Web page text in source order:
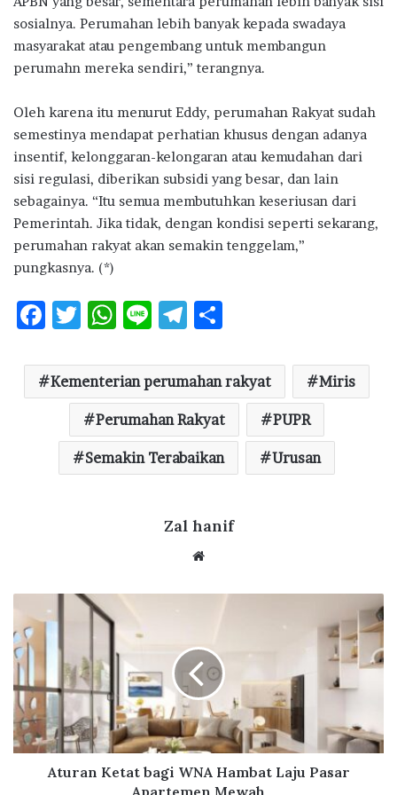
sosialnya. Perumahan lebih banyak kepada swadaya
masyarakat atau pengembang untuk membangun
perumahn mereka sendiri,” terangnya.
Oleh karena itu menurut Eddy, perumahan Rakyat sudah
semestinya mendapat perhatian khusus dengan adanya
insentif, kelonggaran-kelongaran atau kemudahan dari
sisi regulasi, diberikan subsidi yang besar, dan lain
sebagainya. “Itu semua membutuhkan keseriusan dari
Pemerintah. Jika tidak, dengan kondisi seperti sekarang,
perumahan rakyat akan semakin tenggelam,”
pungkasnya. (*)
F
e
b
k
T
it
te
r
W
at
s
A
p
p
Li
e
T
e
g
ra
m
ar
e
Kementerian perumahan rakyat Miris
Perumahan Rakyat PUPR
Semakin Terabaikan Urusan
Zal hanif
te
u
r
n
K
e
t
Aturan Ketat bagi WNA Hambat Laju Pasar
Apartemen Mewah